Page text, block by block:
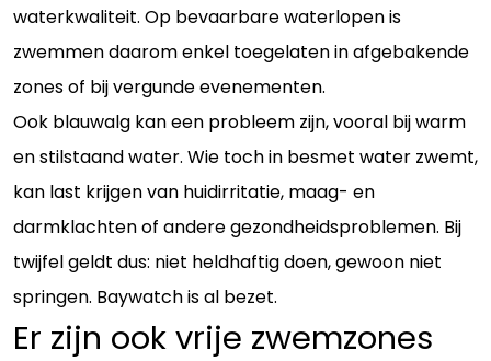
waterkwaliteit. Op bevaarbare waterlopen is
zwemmen daarom enkel toegelaten in afgebakende
zones of bij vergunde evenementen.
Ook blauwalg kan een probleem zijn, vooral bij warm
en stilstaand water. Wie toch in besmet water zwemt,
kan last krijgen van huidirritatie, maag- en
darmklachten of andere gezondheidsproblemen. Bij
twijfel geldt dus: niet heldhaftig doen, gewoon niet
springen. Baywatch is al bezet.
Er zijn ook vrije zwemzones